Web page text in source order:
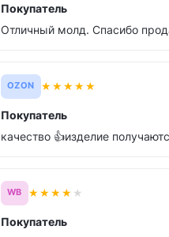
Покупатель
Отличный молд. Спасибо
OZON ★★★★★
Покупатель
качество 👍изделие
WB ★★★★ ★
Покупатель